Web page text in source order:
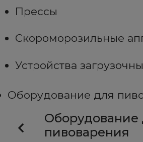
Прессы
Скороморозильные
Устройства
Оборудование для
Оборудование
пивоварения